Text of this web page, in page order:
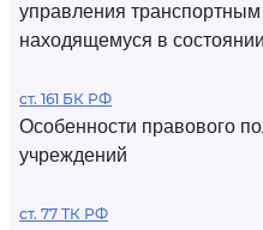
управления транспортным
находящемуся в
ст. 161 БК РФ
Особенности правового
учреждений
ст. 77 ТК РФ